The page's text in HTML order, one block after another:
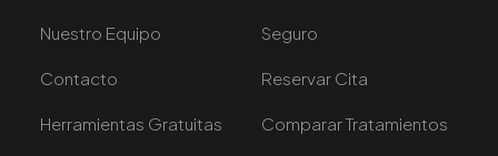
Nuestro Equipo Seguro
Contacto Reservar Cita
Herramientas Gratuitas Comparar Tratamientos